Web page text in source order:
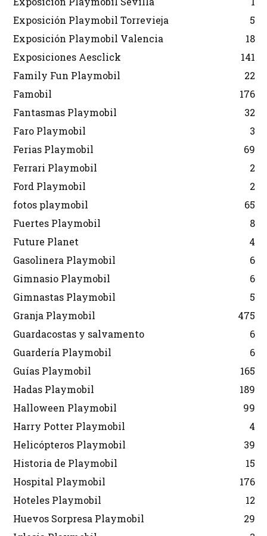
Exposición Playmobil Torrevieja
5
Exposición Playmobil Valencia
18
Exposiciones Aesclick
141
Family Fun Playmobil
22
Famobil
176
Fantasmas Playmobil
32
Faro Playmobil
3
Ferias Playmobil
69
Ferrari Playmobil
2
Ford Playmobil
2
fotos playmobil
65
Fuertes Playmobil
8
Future Planet
4
Gasolinera Playmobil
6
Gimnasio Playmobil
6
Gimnastas Playmobil
5
Granja Playmobil
475
Guardacostas y salvamento
6
Guardería Playmobil
6
Guías Playmobil
165
Hadas Playmobil
189
Halloween Playmobil
99
Harry Potter Playmobil
4
Helicópteros Playmobil
39
Historia de Playmobil
15
Hospital Playmobil
176
Hoteles Playmobil
12
Huevos Sorpresa Playmobil
29